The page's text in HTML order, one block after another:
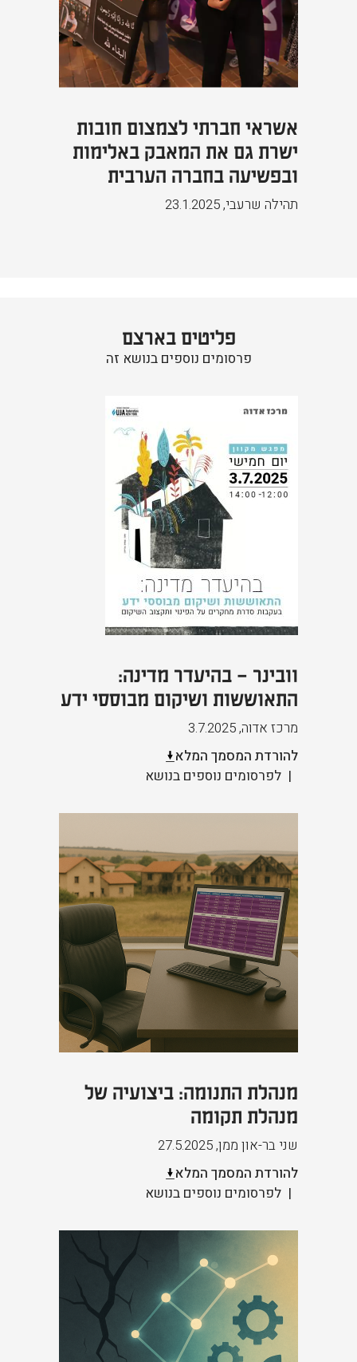
אשראי חברתי לצמצום חובות
ישרת גם את המאבק באלימות
ובפשיעה בחברה הערבית
תהילה שרעבי,
23.1.2025
פליטים בארצם
פרסומים נוספים בנושא זה
וובינר – בהיעדר מדינה:
התאוששות ושיקום מבוססי ידע
מרכז אדוה,
3.7.2025
להורדת המסמך המלא
לפרסומים נוספים בנושא
מנהלת התנומה: ביצועיה של
מנהלת תקומה
שני בר-און ממן,
27.5.2025
להורדת המסמך המלא
לפרסומים נוספים בנושא